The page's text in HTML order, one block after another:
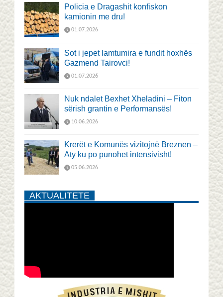
Policia e Dragashit konfiskon
kamionin me dru!
01.07.2026
Sot i jepet lamtumira e fundit hoxhës
Gazmend Tairovci!
01.07.2026
Nuk ndalet Bexhet Xheladini – Fiton
sërish grantin e Performansës!
10.06.2026
Krerët e Komunës vizitojnë Breznen –
Aty ku po punohet intensivisht!
05.06.2026
AKTUALITETE